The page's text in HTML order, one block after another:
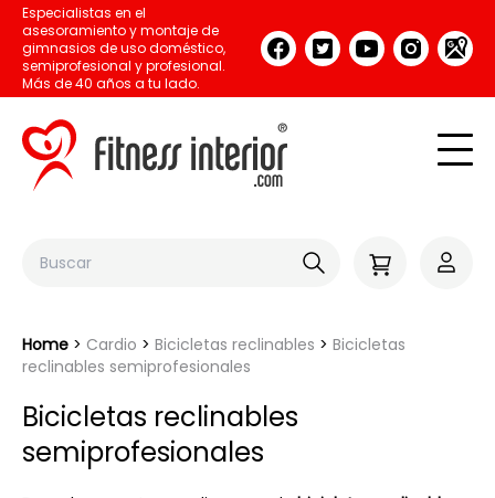
Especialistas en el
asesoramiento y montaje de
gimnasios de uso doméstico,
semiprofesional y profesional.
Más de 40 años a tu lado.
Home Cardio Bicicletas reclinables
Bicicletas
reclinables semiprofesionales
Bicicletas reclinables
semiprofesionales